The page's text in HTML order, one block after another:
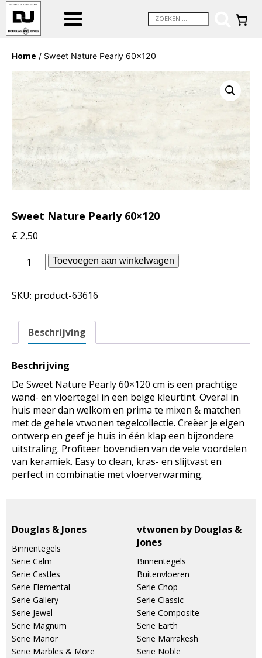
Home / Sweet Nature Pearly 60×120
Sweet Nature Pearly 60×120
€ 2,50
vtwonen
binnentegels
Sweet
Pearly
60x120
Toevoegen aan winkelwagen
SKU: product-63616
Beschrijving
Beschrijving
De Sweet Nature Pearly 60×120 cm is een prachtige
wand- en vloertegel in een beige kleurtint. Overal in
huis meer dan welkom en prima te mixen & matchen
met de gehele vtwonen tegelcollectie. Creëer je eigen
ontwerp en geef je huis in één klap een bijzondere
uitstraling. Profiteer bovendien van de vele voordelen
van keramiek. Easy to clean, kras- en slijtvast en
perfect in combinatie met vloerverwarming.
Douglas & Jones
Binnentegels
Serie Calm
Serie Castles
Serie Elemental
Serie Gallery
Serie Jewel
Serie Magnum
Serie Manor
Serie Marbles & More
vtwonen by Douglas &
Jones
Binnentegels
Buitenvloeren
Serie Chop
Serie Classic
Serie Composite
Serie Earth
Serie Marrakesh
Serie Noble